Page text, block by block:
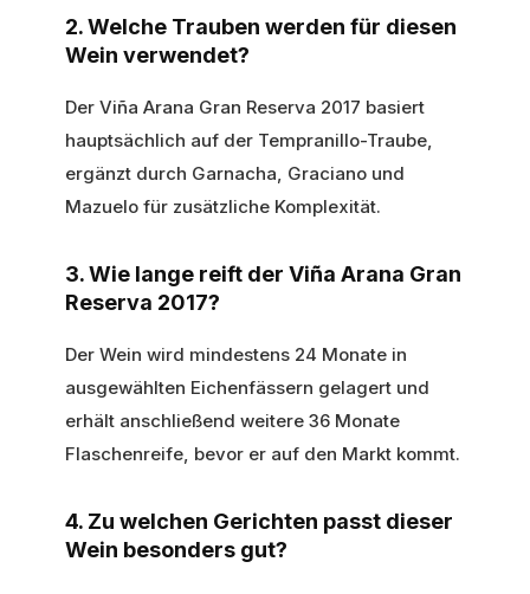
2. Welche Trauben werden für diesen
Wein verwendet?
Der Viña Arana Gran Reserva 2017 basiert
hauptsächlich auf der Tempranillo-Traube,
ergänzt durch Garnacha, Graciano und
Mazuelo für zusätzliche Komplexität.
3. Wie lange reift der Viña Arana Gran
Reserva 2017?
Der Wein wird mindestens 24 Monate in
ausgewählten Eichenfässern gelagert und
erhält anschließend weitere 36 Monate
Flaschenreife, bevor er auf den Markt kommt.
4. Zu welchen Gerichten passt dieser
Wein besonders gut?